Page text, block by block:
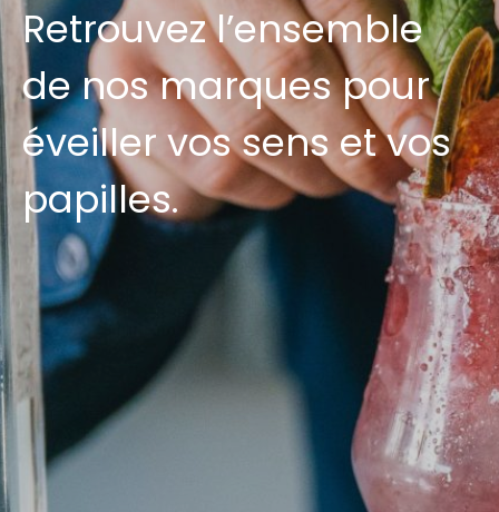
Retrouvez l’ensemble
de nos marques pour
éveiller vos sens et vos
papilles.